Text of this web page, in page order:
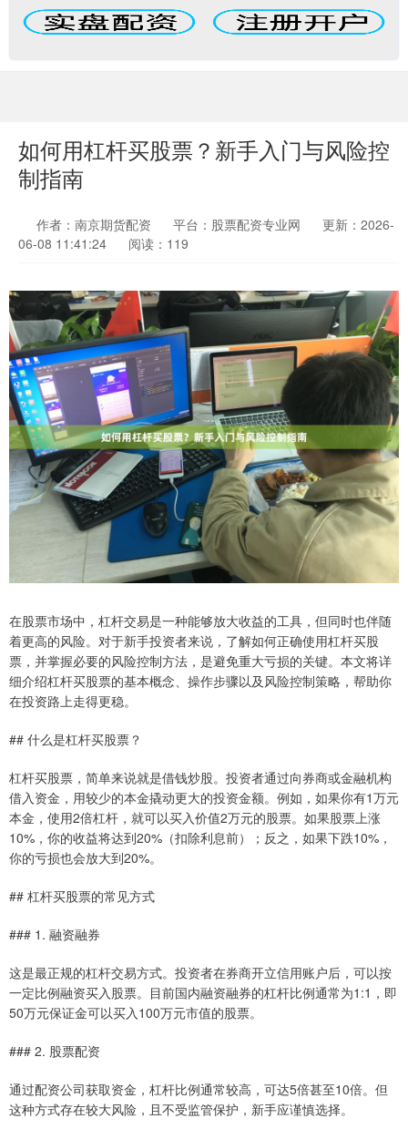
如何用杠杆买股票？新手入门与风险控
制指南
作者：南京期货配资 平台：股票配资专业网
更新：2026-
06-08 11:41:24
阅读：119
在股票市场中，杠杆交易是一种能够放大收益的工具，但同时也伴随
着更高的风险。对于新手投资者来说，了解如何正确使用杠杆买股
票，并掌握必要的风险控制方法，是避免重大亏损的关键。本文将详
细介绍杠杆买股票的基本概念、操作步骤以及风险控制策略，帮助你
在投资路上走得更稳。
## 什么是杠杆买股票？
杠杆买股票，简单来说就是借钱炒股。投资者通过向券商或金融机构
借入资金，用较少的本金撬动更大的投资金额。例如，如果你有1万元
本金，使用2倍杠杆，就可以买入价值2万元的股票。如果股票上涨
10%，你的收益将达到20%（扣除利息前）；反之，如果下跌10%，
你的亏损也会放大到20%。
## 杠杆买股票的常见方式
### 1. 融资融券
这是最正规的杠杆交易方式。投资者在券商开立信用账户后，可以按
一定比例融资买入股票。目前国内融资融券的杠杆比例通常为1:1，即
50万元保证金可以买入100万元市值的股票。
### 2. 股票配资
通过配资公司获取资金，杠杆比例通常较高，可达5倍甚至10倍。但
这种方式存在较大风险，且不受监管保护，新手应谨慎选择。